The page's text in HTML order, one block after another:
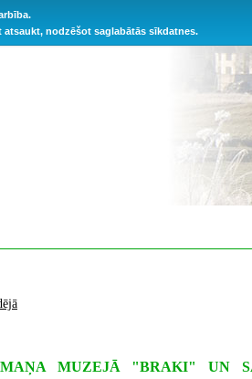
nodzēšot saglabātās sīkdatnes.
MUZEJĀ "BRAKI" UN